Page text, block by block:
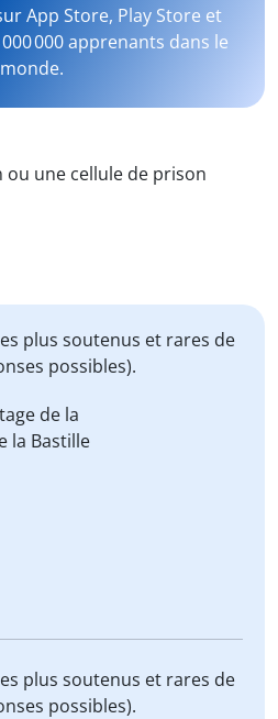
App Store, Play Store et
000 apprenants dans le
monde.
ou une cellule de prison
plus soutenus et rares de
possibles).
de la
la Bastille
plus soutenus et rares de
possibles).